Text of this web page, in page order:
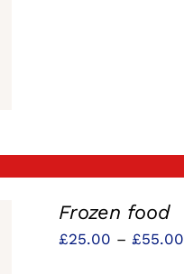
Frozen food
£25.00 –£55.00